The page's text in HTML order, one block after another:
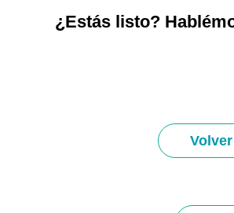
¿Estás listo?